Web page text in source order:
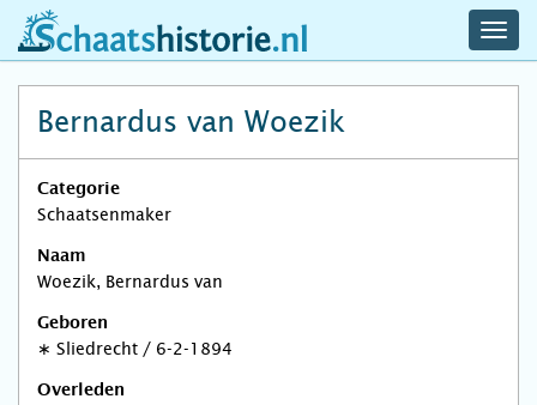
schaatshistorie.nl
Bernardus van Woezik
Categorie
Schaatsenmaker
Naam
Woezik, Bernardus van
Geboren
∗ Sliedrecht / 6-2-1894
Overleden